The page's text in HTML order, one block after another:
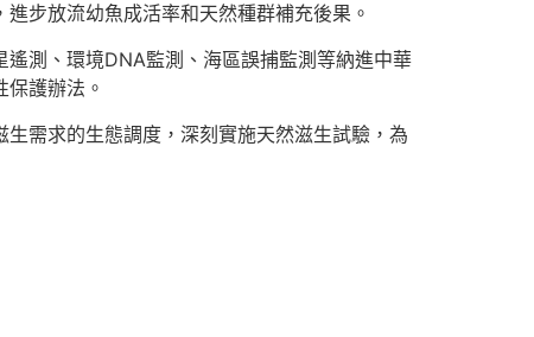
步放流幼魚成活率和天然種群補充後果。
測、環境DNA監測、海區誤捕監測等納進中華
護辦法。
需求的生態調度，深刻實施天然滋生試驗，為